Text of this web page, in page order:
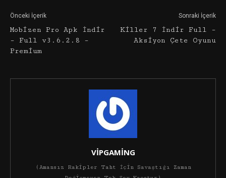
Önceki İçerik
Mobizen Pro Apk İndir
– Full v3.6.2.8 –
Premium
Sonraki İçerik
Killer 7 İndir Full –
Aksiyon Çete Oyunu
VİPGAMİNG
(Amansız Rakipler Taht İçin Savaştığı Zaman